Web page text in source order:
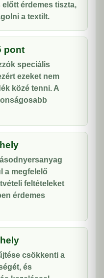
érdemes tiszta,
a textilt.
pont
speciális
ezeket nem
közé tenni. A
a megfelelő
feltételeket
érdemes
csökkenti a
és